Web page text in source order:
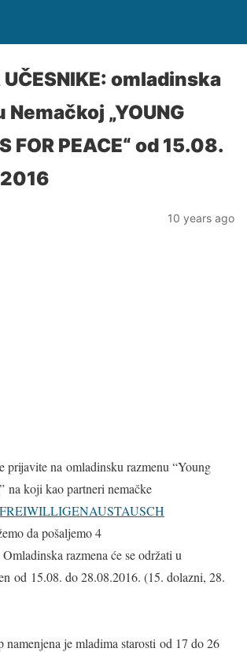
omladinska
Nemačkoj „YOUNG
FOR PEACE“ od 15.08.
10 years ago
prijavite na omladinsku razmenu “Young
na koji kao partneri nemačke
da pošaljemo 4
razmena će se održati u
od 15.08. do 28.08.2016. (15. dolazni, 28.
namenjena je mladima starosti od 17 do 26